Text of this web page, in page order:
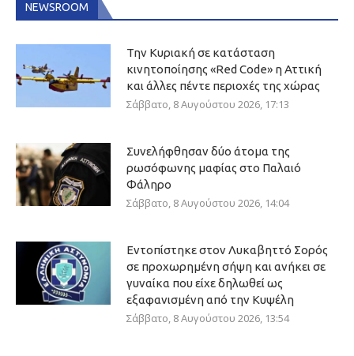
NEWSROOM
Την Κυριακή σε κατάσταση
κινητοποίησης «Red Code» η Αττική
και άλλες πέντε περιοχές της χώρας
Σάββατο, 8 Αυγούστου 2026, 17:13
Συνελήφθησαν δύο άτομα της
ρωσόφωνης μαφίας στο Παλαιό
Φάληρο
Σάββατο, 8 Αυγούστου 2026, 14:04
Εντοπίστηκε στον Λυκαβηττό Σορός
σε προχωρημένη σήψη και ανήκει σε
γυναίκα που είχε δηλωθεί ως
εξαφανισμένη από την Κυψέλη
Σάββατο, 8 Αυγούστου 2026, 13:54